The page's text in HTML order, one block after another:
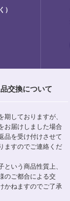
）
交換について
期しておりますが、
お届けしました場合
品を受け付けさせて
ますのでご連絡くだ
という商品性質上、
のご都合による交
かねますのでご了承